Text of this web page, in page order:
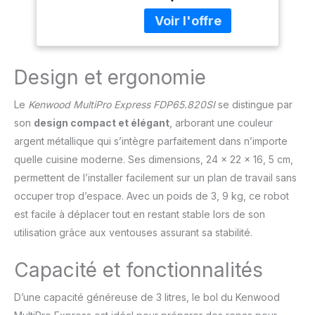
Design et ergonomie
Le Kenwood MultiPro Express FDP65.820SIse distingue par
son design compact et élégant , arborant une couleur
argent métallique qui s’intègre parfaitement dans n’importe
quelle cuisine moderne. Ses dimensions, 24 x 22 x 16, 5 cm,
permettent de l’installer facilement sur un plan de travail sans
occuper trop d’espace. Avec un poids de 3, 9 kg, ce robot
est facile à déplacer tout en restant stable lors de son
utilisation grâce aux ventouses assurant sa stabilité.
Capacité et fonctionnalités
D’une capacité généreuse de 3 litres, le bol du Kenwood